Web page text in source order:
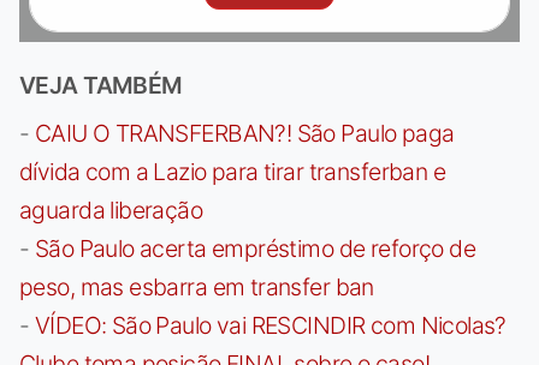
VEJA TAMBÉM
- CAIU O TRANSFERBAN?! São Paulo paga
dívida com a Lazio para tirar transferban e
aguarda liberação
- São Paulo acerta empréstimo de reforço de
peso, mas esbarra em transfer ban
- VÍDEO: São Paulo vai RESCINDIR com Nicolas?